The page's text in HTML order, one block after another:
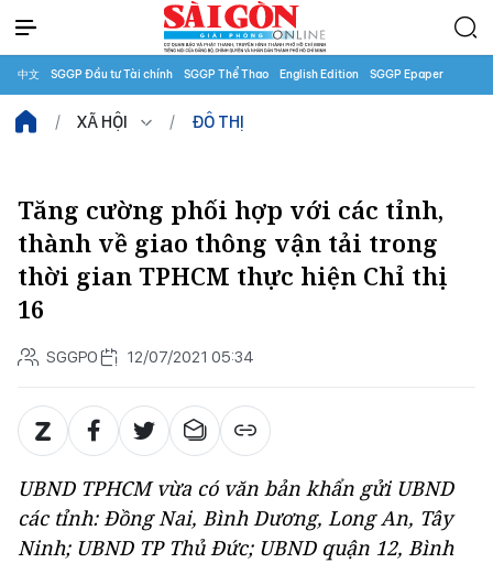
中文 SGGP Đầu tư Tài chính SGGP Thể Thao English Edition SGGP Epaper
XÃ HỘI ĐÔ THỊ
Tăng cường phối hợp với các tỉnh,
thành về giao thông vận tải trong
thời gian TPHCM thực hiện Chỉ thị
16
SGGPO 12/07/2021 05:34
UBND TPHCM vừa có văn bản khẩn gửi UBND
các tỉnh: Đồng Nai, Bình Dương, Long An, Tây
Ninh; UBND TP Thủ Đức; UBND quận 12, Bình